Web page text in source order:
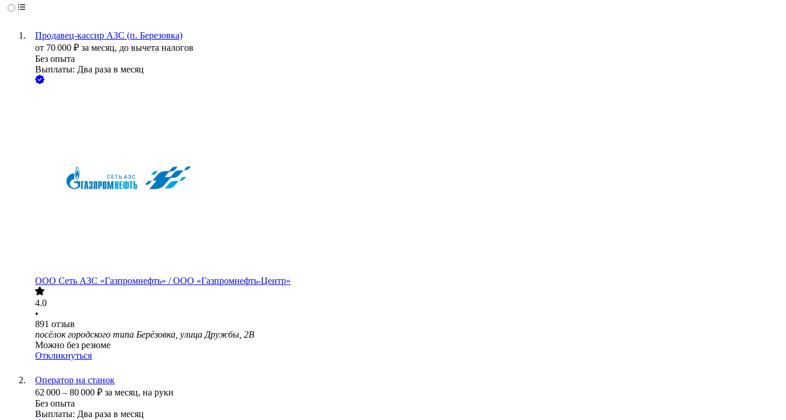
Продавец-кассир АЗС (п. Березовка)
от 70 000 ₽ за месяц, до вычета налогов
Без опыта
Выплаты: Два раза в месяц
ООО Сеть АЗС «Газпромнефть» / ООО «Газпромнефть-Центр»
4.0
•
891 отзыв
посёлок городского типа Берёзовка, улица Дружбы, 2В
Можно без резюме
Откликнуться
Оператор на станок
62 000 – 80 000 ₽ за месяц, на руки
Без опыта
Выплаты: Два раза в месяц